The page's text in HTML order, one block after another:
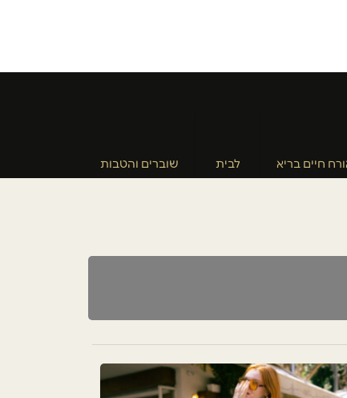
חיים בריא לבית שוברים והטבות